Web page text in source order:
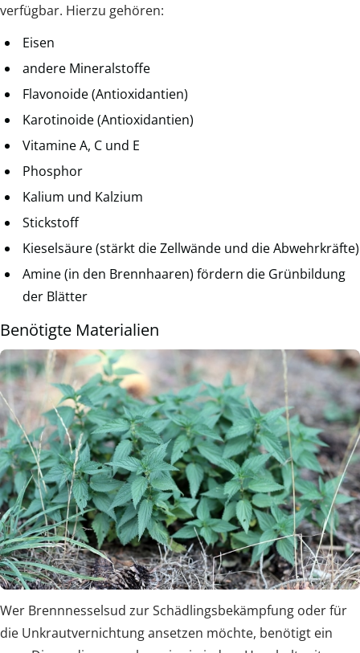
verfügbar. Hierzu gehören:
Eisen
andere Mineralstoffe
Flavonoide (Antioxidantien)
Karotinoide (Antioxidantien)
Vitamine A, C und E
Phosphor
Kalium und Kalzium
Stickstoff
Kieselsäure (stärkt die Zellwände und die Abwehrkräfte)
Amine (in den Brennhaaren) fördern die Grünbildung
der Blätter
Benötigte Materialien
Wer Brennnesselsud zur Schädlingsbekämpfung oder für
die Unkrautvernichtung ansetzen möchte, benötigt ein